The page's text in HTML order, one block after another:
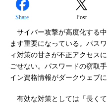
Share Post
サイバー攻撃が高度化する
ます重要になっている。パス
ィ対策の甘さが不正アクセス
ごせない。パスワードの窃取
イン資格情報がダークウェブに
有効な対策としては「長く